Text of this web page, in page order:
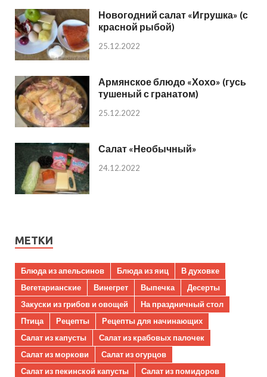
Новогодний салат «Игрушка» (с
красной рыбой)
25.12.2022
Армянское блюдо «Хохо» (гусь
тушеный с гранатом)
25.12.2022
Салат «Необычный»
24.12.2022
МЕТКИ
Блюда из апельсинов Блюда из яиц
В духовке
Вегетарианские
Винегрет Выпечка
Десерты
Закуски из грибов и овощей
На праздничный стол
Птица
Рецепты
Рецепты для начинающих
Салат из капусты
Салат из крабовых палочек
Салат из моркови
Салат из огурцов
Салат из пекинской капусты
Салат из помидоров